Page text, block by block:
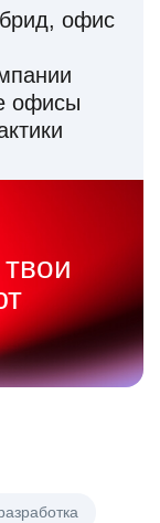
офис
офисы